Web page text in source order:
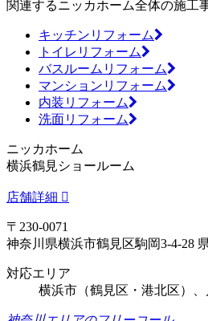
関連するニッカホーム全体の施工
キッチンリフォーム
トイレリフォーム
バスルームリフォーム
マンションリフォーム
内装リフォーム
洗面リフォーム
ニッカホーム
横浜鶴見ショールーム
店舗詳細
〒230-0071
神奈川県横浜市鶴見区駒岡3-4-28
対応エリア
横浜市（鶴見区・港北区）、